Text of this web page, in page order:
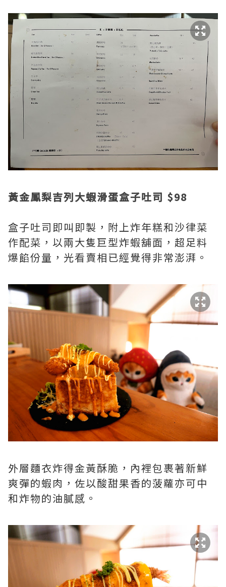
黃金鳳梨吉列大蝦滑蛋盒子吐司 $98
盒子吐司即叫即製，附上炸年糕和沙律菜
作配菜，以兩大隻巨型炸蝦舖面，超足料
爆餡份量，光看賣相已經覺得非常澎湃。
外層麵衣炸得金黃酥脆，內裡包裹著新鮮
爽彈的蝦肉，佐以酸甜果香的菠蘿亦可中
和炸物的油膩感。